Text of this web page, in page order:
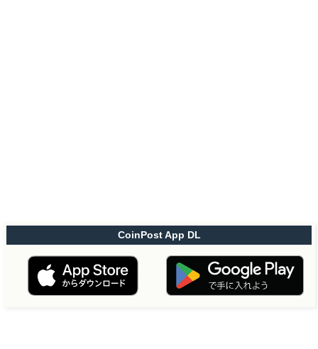
CoinPost App DL